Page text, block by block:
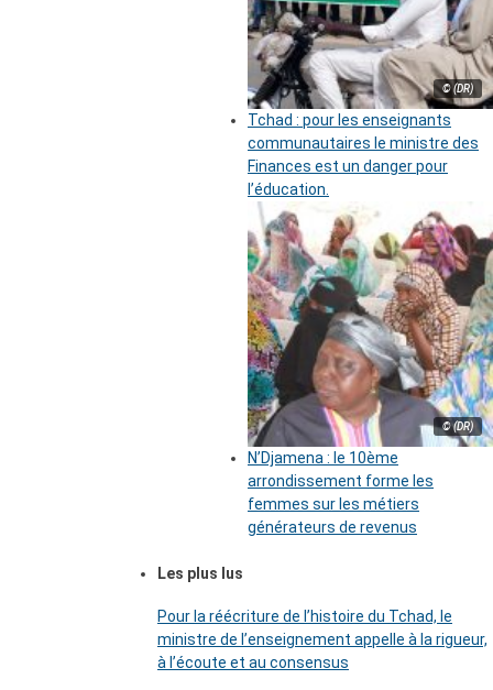
© (DR)
Tchad : pour les enseignants
communautaires le ministre des
Finances est un danger pour
l’éducation.
© (DR)
N’Djamena : le 10ème
arrondissement forme les
femmes sur les métiers
générateurs de revenus
Les plus lus
Pour la réécriture de l’histoire du Tchad, le
ministre de l’enseignement appelle à la rigueur,
à l’écoute et au consensus